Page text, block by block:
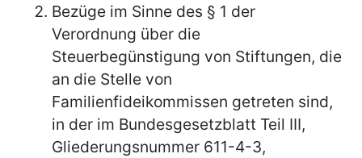
Bezüge im Sinne des § 1 der
Verordnung über die
Steuerbegünstigung von Stiftungen, die
an die Stelle von
Familienfideikommissen getreten sind,
in der im Bundesgesetzblatt Teil III,
Gliederungsnummer 611-4-3,